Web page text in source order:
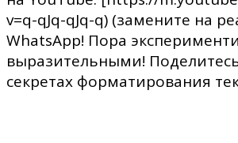
v=q-qJq-qJq-q) (замените на
WhatsApp! Пора
выразительными!
секретах форматирования